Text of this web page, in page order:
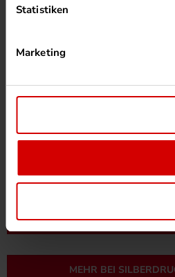
Statistiken
Marketing
HEIZUNG PER
MEHR ZUM
MEHR BEI